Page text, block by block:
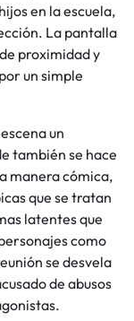
en la escuela,
La pantalla
proximidad y
un simple
un
también se hace
manera cómica,
que se tratan
latentes que
como
se desvela
de abusos